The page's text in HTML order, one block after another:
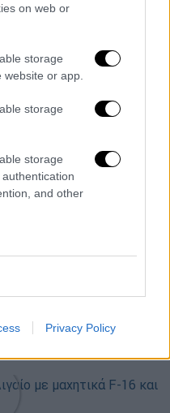
on web or
storage
or app.
storage
storage
and other
Privacy Policy
06/08/2026
18:49
φλόγες και